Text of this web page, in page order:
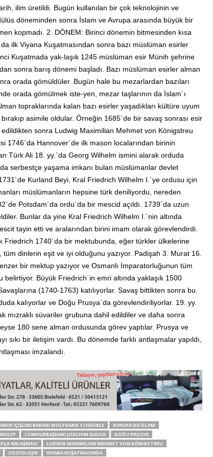
ilim üretildi. Bugün kullanılan bir çok teknolojinin ve
döneminden sonra İslam ve Avrupa arasında büyük bir
kopmadı. 2. DÖNEM: Birinci dönemin bitmesinden kısa
ilk Viyana Kuşatmasından sonra bazı müslüman esirler
Kuşatmada yak-laşık 1245 müslüman esir Münih şehrine
sonra barış dönemi başladı. Bazı müslüman esirler alman
orada gömüldüler. Bugün hale bu mezarlardan bazıları
orada gömülmek iste-yen, mezar taşlarının da İslam´ı
topraklarında kalan bazı esirler yaşadıkları kültüre uyum
asimile oldular. Örneğin 1685´de bir savaş sonrası esir
sonra Ludwig Maximilian Mehmet von Königstreu
1746´da Hannover´de ilk mason localarından birinin
Türk Ali 18. yy.´da Georg Wilhelm ismini alarak orduda
serbestçe yaşama imkanı bulan müslümanlar devlet
Kurland Beyi, Kral Friedrich Wilhelm I.´ye ordusu için
müslümanların hepsine türk deniliyordu, nereden
Potsdam´da ordu´da bir mescid açıldı. 1739´da uzun
Bunlar da yine Kral Friedrich Wilhelm I.´nin altında
tayin etti ve aralarından birini imam olarak görevlendirdi.
Friedrich 1740´da bir mektubunda, eğer türkler ülkelerine
dinlerin eşit ve iyi olduğunu yazıyor. Padişah 3. Murat 16.
bir mektup yazıyor ve Osmanlı İmparatorluğunun tüm
belirtiyor. Büyük Friedrich´in emri altında yaklaşık 1500
(1740-1763) katılıyorlar. Savaş bittikten sonra bu
kalıyorlar ve Doğu Prusya´da görevlendiriliyorlar. 19. yy.
mızraklı süvariler grubuna dahil edildiler ve daha sonra
180 sene alman ordusunda görev yaptılar. Prusya ve
sıkı bir iletişim vardı. Bu dönemde farklı antlaşmalar yapıldı,
imzalandı.
İÇIŞLERI BAKANI WOLFGANG SCHÄUBLE
AVRUPA DA İSLAM
CUMHURBAŞKANI JOACHIM GAUCK
DOĞU PRUSYA
ANLAŞMASI
LUDWIG MAXIMILIAN MEHMET VON KÖNIGSTREU
SOSYOLOJIK VIYANA KUŞATMASINDA